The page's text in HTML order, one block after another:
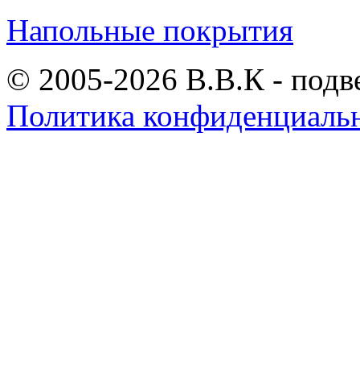
Напольные покрытия
© 2005-2026 В.В.К -
Политика